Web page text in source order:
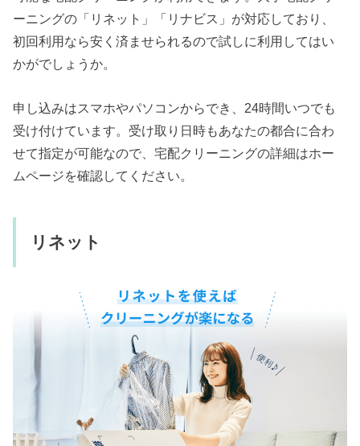
ーニングの「リネット」「リナビス」が対応しており、
初回利用なら安く済ませられるので試しに利用してはい
かがでしょうか。
申し込みはスマホやパソコンからでき、24時間いつでも
受け付けています。受け取り日時もあなたの都合に合わ
せて指定が可能なので、宅配クリーニングの詳細はホー
ムページを確認してください。
リネット